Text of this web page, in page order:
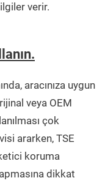
verir.
aracınıza uygun
veya OEM
çok
ararken, TSE
koruma
dikkat